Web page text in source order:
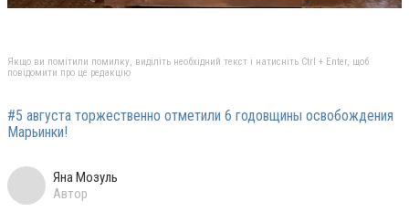
Якщо ви помітили помилку, виділіть необхідний текст і натисніть Ctrl + Enter, щоб
повідомити про це редакцію
#5 августа торжественно отметили 6 годовщины освобождения
Марьинки!
Яна Мозуль
Автор